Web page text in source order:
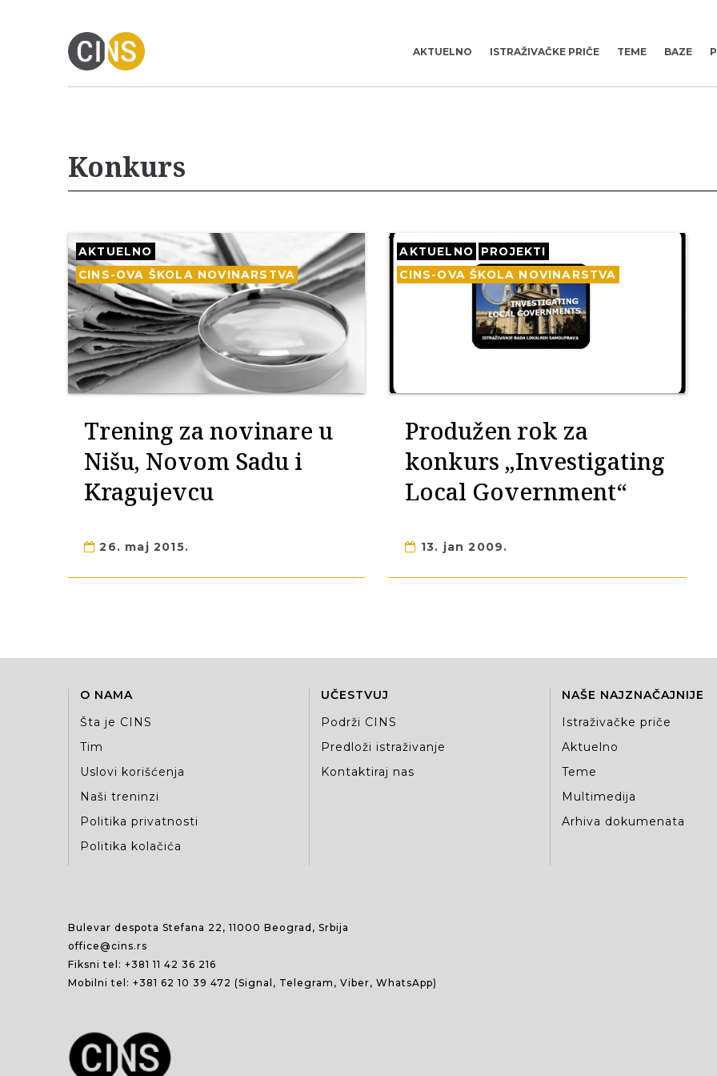
AKTUELNO ISTRAŽIVAČKE PRIČE TEME BAZE
Konkurs
AKTUELNO
CINS-OVA ŠKOLA NOVINARSTVA
Trening za novinare u
Nišu, Novom Sadu i
Kragujevcu
26. maj 2015.
AKTUELNO
PROJEKTI
CINS-OVA ŠKOLA NOVINARSTVA
Produžen rok za
konkurs „Investigating
Local Government“
13. jan 2009.
O NAMA
Šta je CINS
Tim
Uslovi korišćenja
Naši treninzi
Politika privatnosti
Politika kolačića
UČESTVUJ
Podrži CINS
Predloži istraživanje
Kontaktiraj nas
NAŠE NAJZNAČAJNIJE
Istraživačke priče
Aktuelno
Teme
Multimedija
Arhiva dokumenata
Bulevar despota Stefana 22, 11000 Beograd, Srbija
office@cins.rs
Fiksni tel: +381 11 42 36 216
Mobilni tel: +381 62 10 39 472 (Signal, Telegram, Viber, WhatsApp)